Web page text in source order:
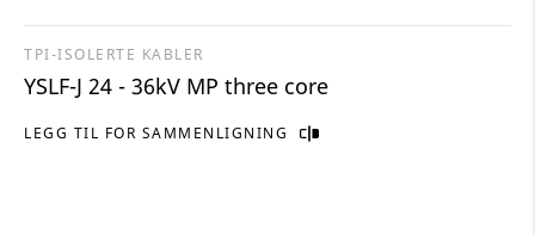
LEGG TIL FOR SAMMENLIGNING
TPI-ISOLERTE KABLER
YSLF-J 24 - 36kV MP three core